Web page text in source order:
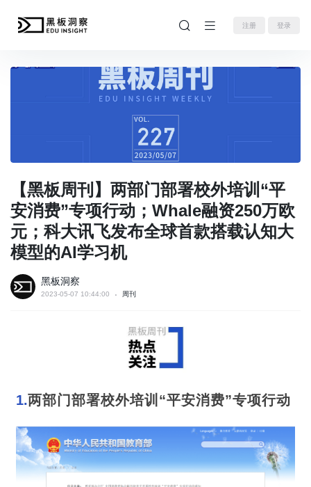
注册 登录
【黑板周刊】两部门部署校外培训“平
安消费”专项行动；Whale融资250万欧
元；科大讯飞发布全球首款搭载认知大
模型的AI学习机
黑板洞察
2023-05-07 10:44:00 周刊
1.两部门部署校外培训“平安消费”专项行动